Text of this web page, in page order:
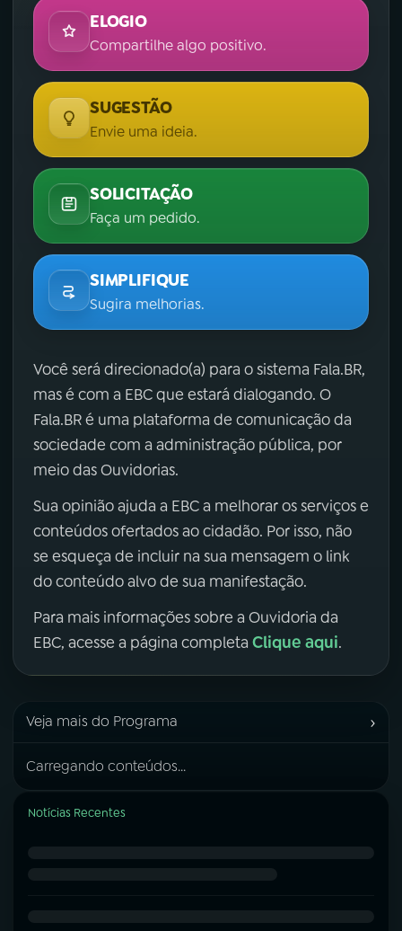
ELOGIO
Compartilhe algo positivo.
SUGESTÃO
Envie uma ideia.
SOLICITAÇÃO
Faça um pedido.
SIMPLIFIQUE
Sugira melhorias.
Você será direcionado(a) para o sistema Fala.BR,
mas é com a EBC que estará dialogando. O
Fala.BR é uma plataforma de comunicação da
sociedade com a administração pública, por
meio das Ouvidorias.
Sua opinião ajuda a EBC a melhorar os serviços e
conteúdos ofertados ao cidadão. Por isso, não
se esqueça de incluir na sua mensagem o link
do conteúdo alvo de sua manifestação.
Para mais informações sobre a Ouvidoria da
EBC, acesse a página completa Clique aqui.
Veja mais do Programa ›
Carregando conteúdos...
Notícias Recentes